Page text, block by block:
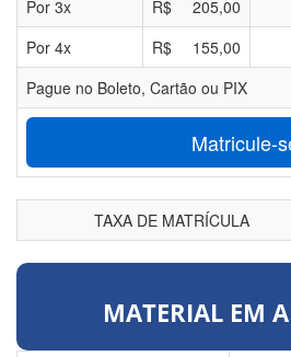
Por 3x R$
205,00
Por 4x R$
155,00
Pague no Boleto, Cartão ou PIX
Matricule-
TAXA DE MATRÍCULA
MATERIAL EM